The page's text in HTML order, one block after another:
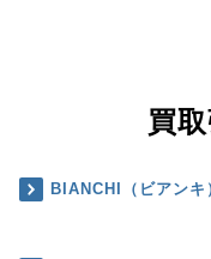
買
BIANCHI（ビアンキ